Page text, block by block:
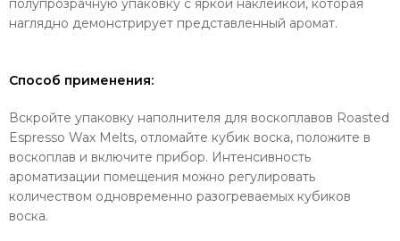
наглядно демонстрирует представленный аромат.
Способ применения:
Вскройте упаковку наполнителя для воскоплавов Roasted
Espresso Wax Melts, отломайте кубик воска, положите в
воскоплав и включите прибор. Интенсивность
ароматизации помещения можно регулировать
количеством одновременно разогреваемых кубиков
воска.